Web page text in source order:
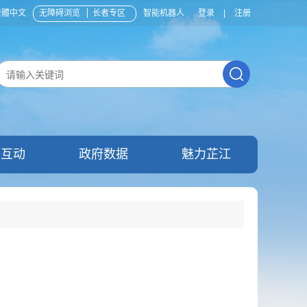
中文 无障碍浏览 长者专区 智能机器人 登录 注册
动 政府数据 魅力芷江